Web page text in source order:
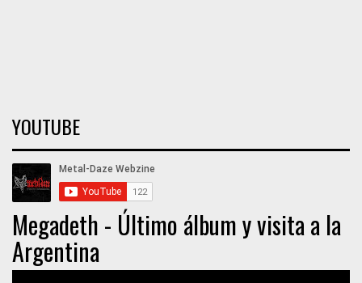
YOUTUBE
Megadeth - Último álbum y visita a la
Argentina